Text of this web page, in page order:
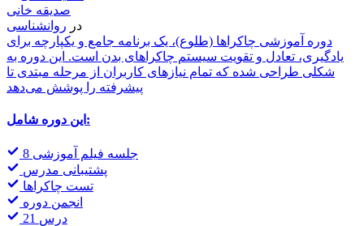
صدیقه خانی
در روانشناسی
دوره آموزشی چاکراها (طلوع)، یک برنامه جامع و یکپارچه برای
یادگیری، تعادل و تقویت سیستم چاکراهای بدن است. این دوره به
شکلی طراحی شده که تمام نیازهای کاربران از مرحله مبتدی تا
پیشرفته را پوشش می‌دهد
این دوره شامل:
8 جلسه فیلم آموزشی
پشتیبانی مدرس
تست چاکراها
انجمن دوره
21 درس